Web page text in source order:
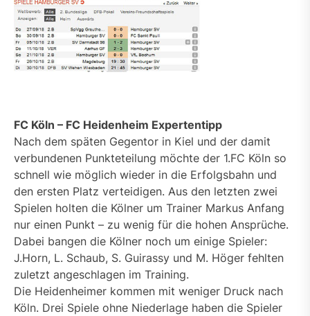
FC Köln – FC Heidenheim Expertentipp
Nach dem späten Gegentor in Kiel und der damit
verbundenen Punkteteilung möchte der 1.FC Köln so
schnell wie möglich wieder in die Erfolgsbahn und
den ersten Platz verteidigen. Aus den letzten zwei
Spielen holten die Kölner um Trainer Markus Anfang
nur einen Punkt – zu wenig für die hohen Ansprüche.
Dabei bangen die Kölner noch um einige Spieler:
J.Horn, L. Schaub, S. Guirassy und M. Höger fehlten
zuletzt angeschlagen im Training.
Die Heidenheimer kommen mit weniger Druck nach
Köln. Drei Spiele ohne Niederlage haben die Spieler